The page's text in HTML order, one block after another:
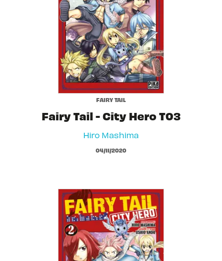
FAIRY TAIL
Fairy Tail - City Hero T03
Hiro Mashima
04/11/2020